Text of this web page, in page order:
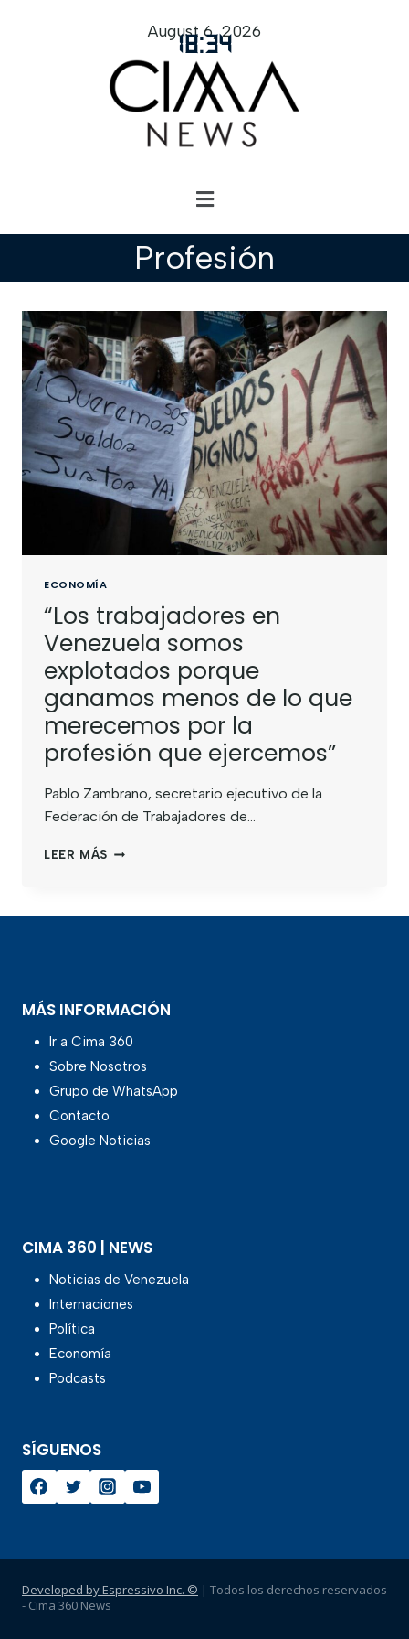
18:34
August 6, 2026
Profesión
ECONOMÍA
“Los trabajadores en
Venezuela somos
explotados porque
ganamos menos de lo que
merecemos por la
profesión que ejercemos”
Pablo Zambrano, secretario ejecutivo de la
Federación de Trabajadores de…
LEER MÁS
MÁS INFORMACIÓN
Ir a Cima 360
Sobre Nosotros
Grupo de WhatsApp
Contacto
Google Noticias
CIMA 360 | NEWS
Noticias de Venezuela
Internaciones
Política
Economía
Podcasts
SÍGUENOS
Developed by Espressivo Inc. © | Todos los derechos reservados
- Cima 360 News